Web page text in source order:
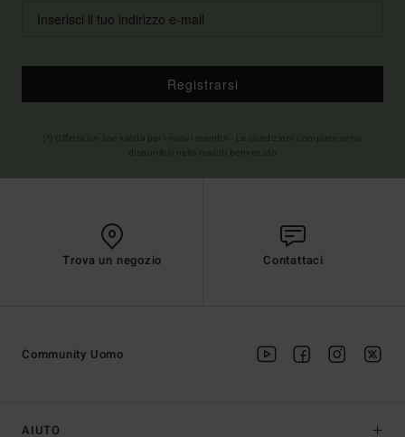
Registrarsi
Trova un negozio Contattaci
AIUTO
Community Uomo